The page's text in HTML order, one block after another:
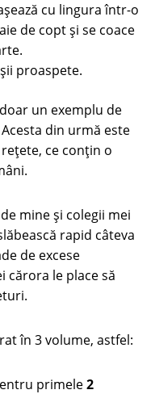
cu lingura într-o
de copt şi se coace
proaspete.
un exemplu de
din urmă este
ce conțin o
mine și colegii mei
rapid câteva
de excese
cărora le place să
în 3 volume, astfel:
primele2